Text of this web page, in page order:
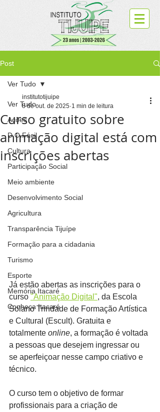
Post
Ver Tudo
Ações
D.O.Fácil
Cultura
Participação Social
Meio ambiente
Desenvolvimento Social
Agricultura
Transparência Tijuípe
Formação para a cidadania
Turismo
Esporte
Memória Itacaré
Conheça Itacaré
Ver Tudo
Curso gratuito sobre
animação digital está com
inscrições abertas
institutotijuipe
8 de out. de 2025 1 min de leitura
Já estão abertas as inscrições para o
curso "Animação Digital", da Escola
Solano Trindade de Formação Artística
e Cultural (Escult). Gratuita e
totalmente online, a formação é voltada
a pessoas que desejem ingressar ou
se aperfeiçoar nesse campo criativo e
técnico.
O curso tem o objetivo de formar
profissionais para a criação de